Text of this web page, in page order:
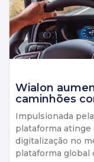
Wialon
caminhões
Impulsionada
plataforma atinge
digitalização no
plataforma global